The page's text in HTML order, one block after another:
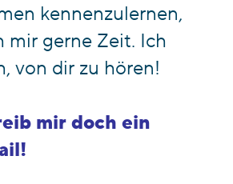
kennenzulernen,
mir gerne Zeit. Ich
von dir zu hören!
mir doch ein